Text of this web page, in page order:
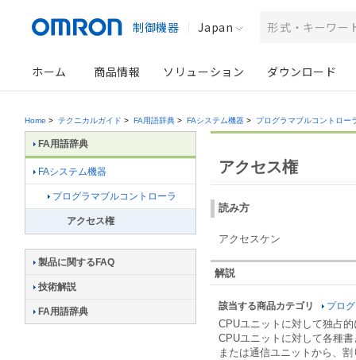
制御機器 Japan
ホーム 商品情報 ソリューション ダウンロード
Home > テクニカルガイド > FA用語辞典 > FAシステム機器 > プログラマブルコントロー
アクセス権
読み方
アクセスケン
解説
該当する商品カテゴリ プロ
CPUユニットに対して独占
CPUユニットに対して各種
または通信ユニットから、
FA用語辞典
FAシステム機器
プログラマブルコントローラ
アクセス権
製品に関するFAQ
技術解説
FA用語辞典